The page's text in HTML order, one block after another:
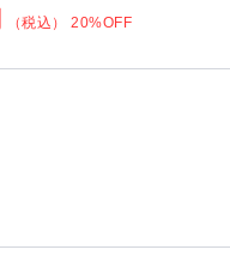
（税込） 20%OFF